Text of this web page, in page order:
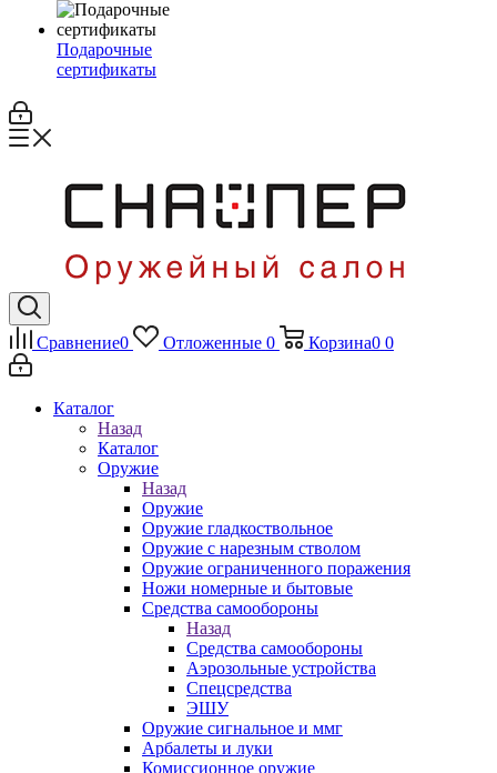
Подарочные
сертификаты
Сравнение0 Отложенные 0 Корзина0 0
Каталог
Назад
Каталог
Оружие
Назад
Оружие
Оружие гладкоствольное
Оружие с нарезным стволом
Оружие ограниченного поражения
Ножи номерные и бытовые
Средства самообороны
Назад
Средства самообороны
Аэрозольные устройства
Спецсредства
ЭШУ
Оружие сигнальное и ммг
Арбалеты и луки
Комиссионное оружие